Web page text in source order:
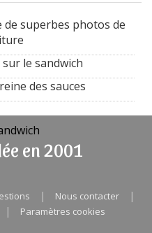
superbes photos de
le sandwich
des sauces
en 2001
| Nous contacter |
| Paramètres cookies